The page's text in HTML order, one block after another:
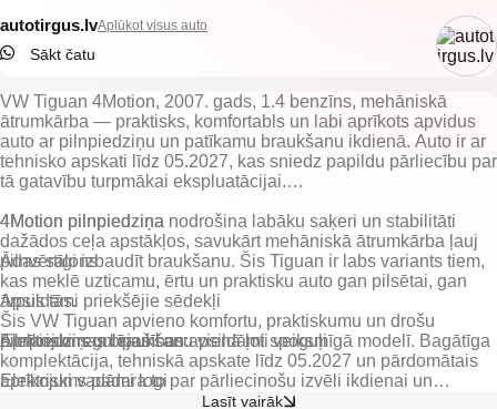
autotirgus.lvAplūkot visus auto
Sākt čatu
VW Tiguan 4Motion, 2007. gads, 1.4 benzīns, mehāniskā
ātrumkārba — praktisks, komfortabls un labi aprīkots apvidus
auto ar pilnpiedziņu un patīkamu braukšanu ikdienā. Auto ir ar
tehnisko apskati līdz 05.2027, kas sniedz papildu pārliecību par
tā gatavību turpmākai ekspluatācijai.
4Motion pilnpiedziņa nodrošina labāku saķeri un stabilitāti
dažādos ceļa apstākļos, savukārt mehāniskā ātrumkārba ļauj
pilnvērtīgi izbaudīt braukšanu. Šis Tiguan ir labs variants tiem,
kas meklē uzticamu, ērtu un praktisku auto gan pilsētai, gan
ārpus tās.
4Motion pilnpiedziņa
Ādas salons
Apsildāmi priekšējie sēdekļi
Elektriski regulējami un apsildāmi spoguļi
Elektriski vadāmi logi
Šis VW Tiguan apvieno komfortu, praktiskumu un drošu
pilnpiedziņas braukšanu vienā ļoti veiksmīgā modelī. Bagātīga
komplektācija, tehniskā apskate līdz 05.2027 un pārdomātais
aprīkojums padara to par pārliecinošu izvēli ikdienai un
Lasīt vairāk